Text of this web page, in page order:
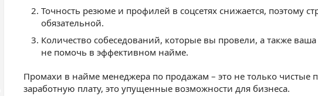
Точность резюме и профилей в соцсетях снижается, поэтому
обязательной.
Количество собеседований, которые вы провели, а также
не помочь в эффективном найме.
Промахи в найме менеджера по продажам – это не только чистые
заработную плату, это упущенные возможности для бизнеса.